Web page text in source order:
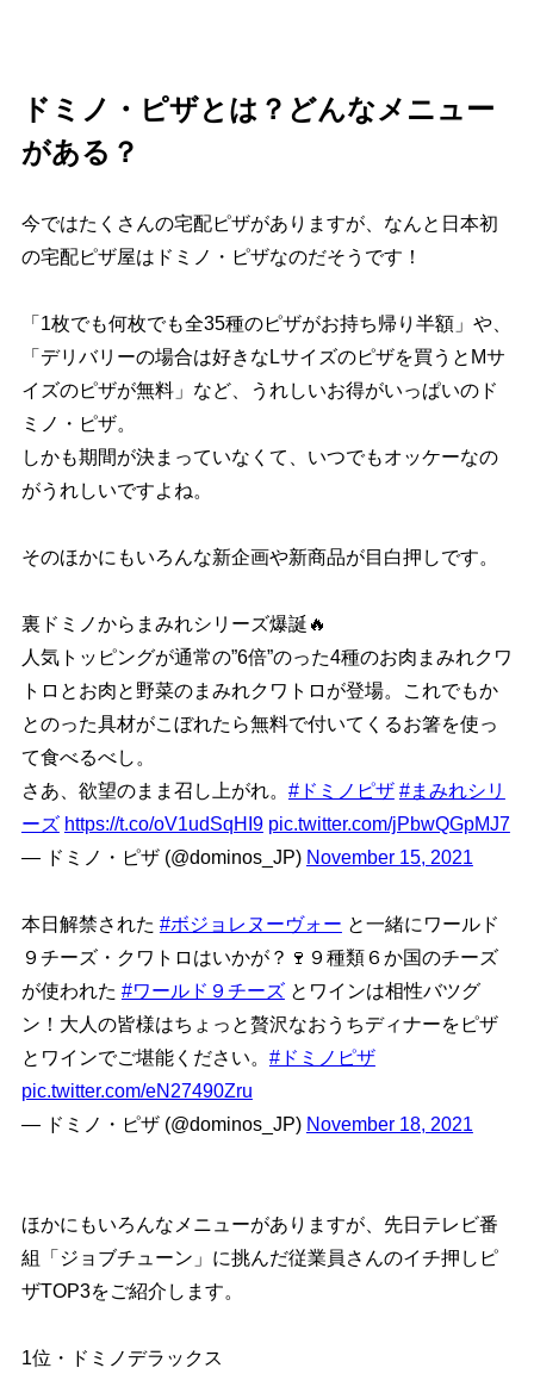
ドミノ・ピザとは？どんなメニュー
がある？
今ではたくさんの宅配ピザがありますが、なんと日本初
の宅配ピザ屋はドミノ・ピザなのだそうです！
「1枚でも何枚でも全35種のピザがお持ち帰り半額」や、
「デリバリーの場合は好きなLサイズのピザを買うとMサ
イズのピザが無料」など、うれしいお得がいっぱいのド
ミノ・ピザ。
しかも期間が決まっていなくて、いつでもオッケーなの
がうれしいですよね。
そのほかにもいろんな新企画や新商品が目白押しです。
裏ドミノからまみれシリーズ爆誕🔥
人気トッピングが通常の”6倍”のった4種のお肉まみれクワ
トロとお肉と野菜のまみれクワトロが登場。これでもか
とのった具材がこぼれたら無料で付いてくるお箸を使っ
て食べるべし。
さあ、欲望のまま召し上がれ。 #ドミノピザ #まみれシリ
ーズ https://t.co/oV1udSqHI9 pic.twitter.com/jPbwQGpMJ7
— ドミノ・ピザ (@dominos_JP) November 15, 2021
本日解禁された #ボジョレヌーヴォー と一緒にワールド
９チーズ・クワトロはいかが？🍷９種類６か国のチーズ
が使われた #ワールド９チーズとワインは相性バツグ
ン！大人の皆様はちょっと贅沢なおうちディナーをピザ
とワインでご堪能ください。 #ドミノピザ
pic.twitter.com/eN27490Zru
— ドミノ・ピザ (@dominos_JP) November 18, 2021
ほかにもいろんなメニューがありますが、先日テレビ番
組「ジョブチューン」に挑んだ従業員さんのイチ押しピ
ザTOP3をご紹介します。
1位・ドミノデラックス